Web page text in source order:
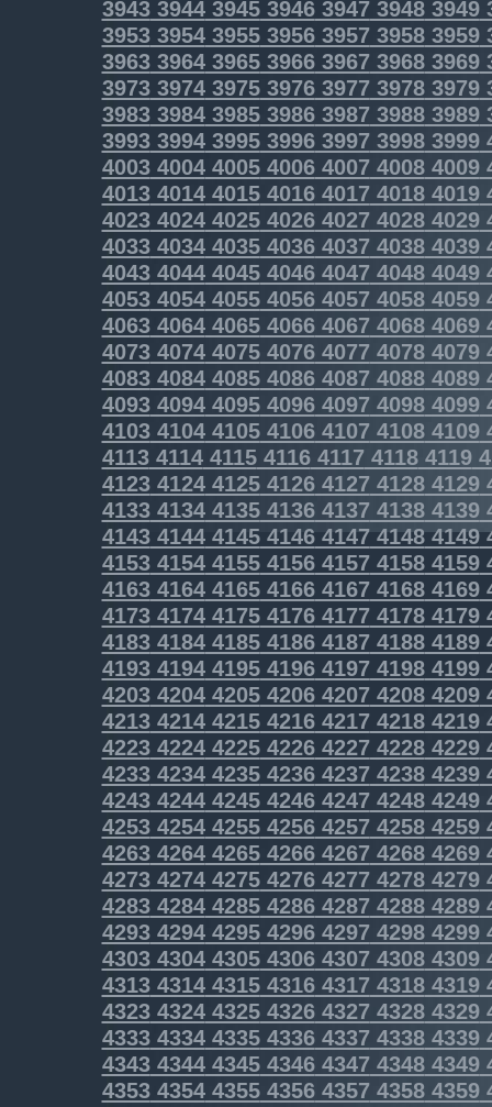
3943394439453946394739483949
3953395439553956395739583959
3963396439653966396739683969
3973397439753976397739783979
3983398439853986398739883989
3993399439953996399739983999
4003400440054006400740084009
40134014401540164017 40184019
4023402440254026402740284029
40334034403540364037 40384039
40434044404540464047 40484049
40534054405540564057 40584059
4063406440654066406740684069
40734074407540764077 40784079
40834084408540864087 40884089
40934094409540964097 40984099
41034104410541064107 41084109
41134114411541164117 41184119
41234124412541264127 41284129
41334134413541364137 41384139
4143414441454146414741484149
4153415441554156415741584159
4163416441654166416741684169
4173417441754176417741784179
4183418441854186418741884189
4193419441954196419741984199
4203420442054206420742084209
4213421442154216421742184219
4223422442254226422742284229
4233423442354236423742384239
4243424442454246424742484249
4253425442554256425742584259
4263426442654266426742684269
4273427442754276427742784279
4283428442854286428742884289
4293429442954296429742984299
4303430443054306430743084309
43134314431543164317 43184319
43234324432543264327 43284329
43334334433543364337 43384339
4343434443454346434743484349
4353435443554356435743584359